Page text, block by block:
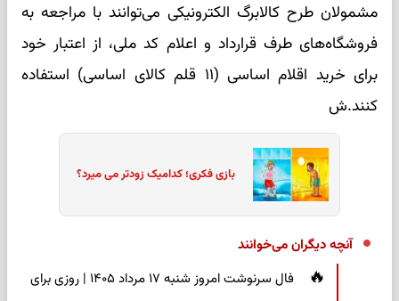
مشمولان طرح کالابرگ الکترونیکی می‌توانند با مراجعه به
فروشگاه‌های طرف قرارداد و اعلام کد ملی، از اعتبار خود
برای خرید اقلام اساسی (۱۱ قلم کالای اساسی) استفاده
کنند.ش
بازی فکری؛ کدامیک زودتر می میرد؟
آنچه دیگران می‌خوانند
فال سرنوشت امروز شنبه ۱۷ مرداد ۱۴۰۵ | روزی برای